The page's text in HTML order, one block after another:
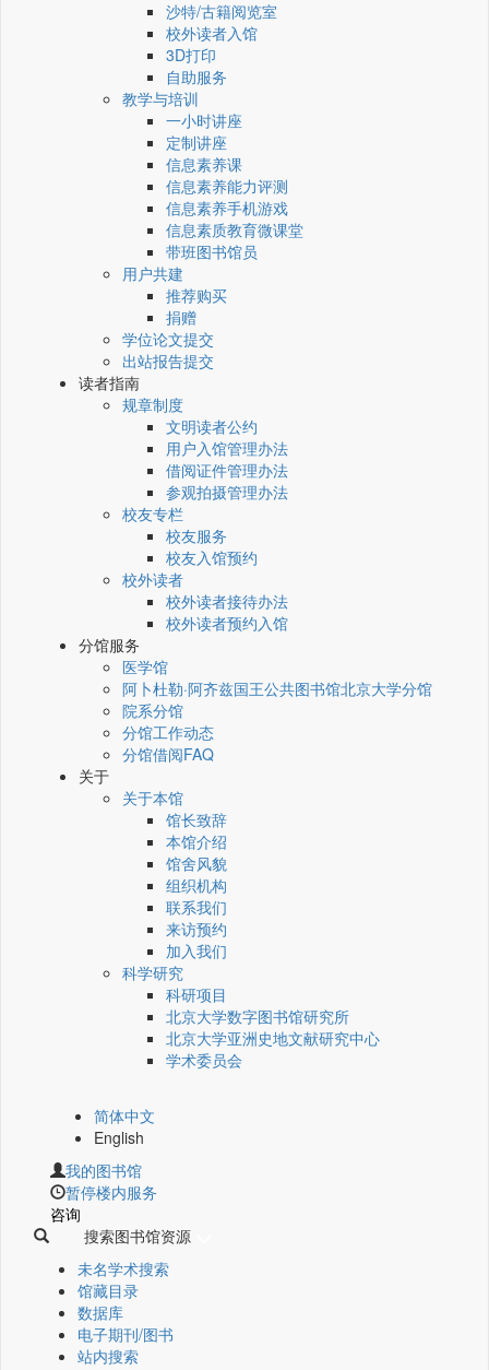
沙特/古籍阅览室
校外读者入馆
3D打印
自助服务
教学与培训
一小时讲座
定制讲座
信息素养课
信息素养能力评测
信息素养手机游戏
信息素质教育微课堂
带班图书馆员
用户共建
推荐购买
捐赠
学位论文提交
出站报告提交
读者指南
规章制度
文明读者公约
用户入馆管理办法
借阅证件管理办法
参观拍摄管理办法
校友专栏
校友服务
校友入馆预约
校外读者
校外读者接待办法
校外读者预约入馆
分馆服务
医学馆
阿卜杜勒·阿齐兹国王公共图书馆北京大学分馆
院系分馆
分馆工作动态
分馆借阅FAQ
关于
关于本馆
馆长致辞
本馆介绍
馆舍风貌
组织机构
联系我们
来访预约
加入我们
科学研究
科研项目
北京大学数字图书馆研究所
北京大学亚洲史地文献研究中心
学术委员会
简体中文
English
我的图书馆
暂停楼内服务
咨询
搜索图书馆资源
未名学术搜索
馆藏目录
数据库
电子期刊/图书
站内搜索